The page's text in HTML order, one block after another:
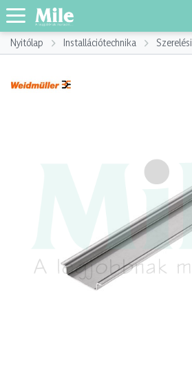
Nyitólap Installációtechnika